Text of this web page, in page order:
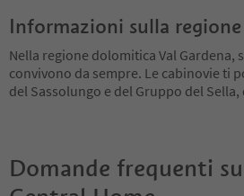
Informazioni sulla regione
Nella regione dolomitica Val Gardena,
convivono da sempre. Le cabinovie ti
del Sassolungo e del Gruppo del Sella,
Domande frequenti su